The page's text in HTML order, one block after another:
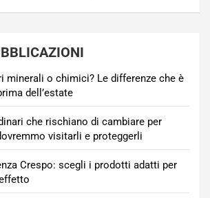
minerali o chimici? Le differenze che è
dell’estate
che rischiano di cambiare per
visitarli e proteggerli
Crespo: scegli i prodotti adatti per